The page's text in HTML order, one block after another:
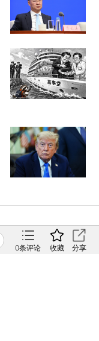
0条评论 收藏 分享